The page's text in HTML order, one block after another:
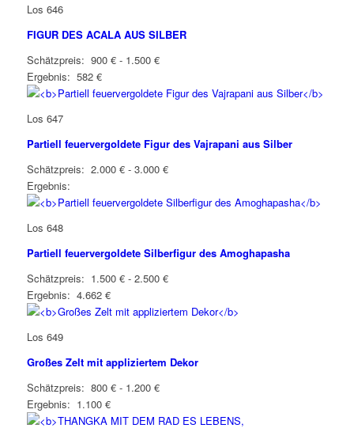
Los 646
FIGUR DES ACALA AUS SILBER
Schätzpreis: 900 € - 1.500 €
Ergebnis: 582 €
Los 647
Partiell feuervergoldete Figur des Vajrapani aus Silber
Schätzpreis: 2.000 € - 3.000 €
Ergebnis:
Los 648
Partiell feuervergoldete Silberfigur des Amoghapasha
Schätzpreis: 1.500 € - 2.500 €
Ergebnis: 4.662 €
Los 649
Großes Zelt mit appliziertem Dekor
Schätzpreis: 800 € - 1.200 €
Ergebnis: 1.100 €